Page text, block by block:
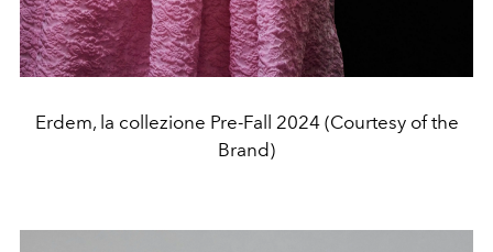
Erdem, la collezione Pre-Fall 2024 (Courtesy of the
Brand)